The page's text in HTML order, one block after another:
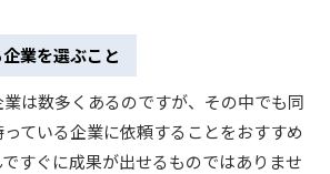
業を選ぶこと
は数多くあるのですが、その中でも同
ている企業に依頼することをおすすめ
すぐに成果が出せるものではありませ